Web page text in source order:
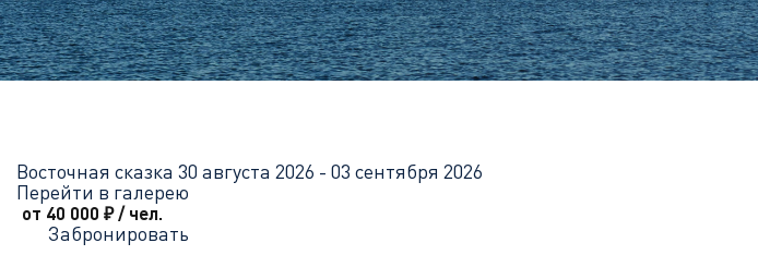
Восточная сказка 30 августа 2026 - 03 сентября 2026
Перейти в галерею
от 40 000 ₽/ чел.
Забронировать